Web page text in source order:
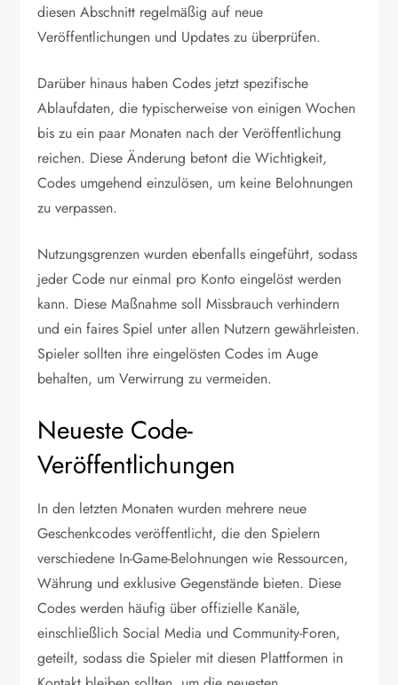
diesen Abschnitt regelmäßig auf neue
Veröffentlichungen und Updates zu überprüfen.
Darüber hinaus haben Codes jetzt spezifische
Ablaufdaten, die typischerweise von einigen Wochen
bis zu ein paar Monaten nach der Veröffentlichung
reichen. Diese Änderung betont die Wichtigkeit,
Codes umgehend einzulösen, um keine Belohnungen
zu verpassen.
Nutzungsgrenzen wurden ebenfalls eingeführt, sodass
jeder Code nur einmal pro Konto eingelöst werden
kann. Diese Maßnahme soll Missbrauch verhindern
und ein faires Spiel unter allen Nutzern gewährleisten.
Spieler sollten ihre eingelösten Codes im Auge
behalten, um Verwirrung zu vermeiden.
Neueste Code-
Veröffentlichungen
In den letzten Monaten wurden mehrere neue
Geschenkcodes veröffentlicht, die den Spielern
verschiedene In-Game-Belohnungen wie Ressourcen,
Währung und exklusive Gegenstände bieten. Diese
Codes werden häufig über offizielle Kanäle,
einschließlich Social Media und Community-Foren,
geteilt, sodass die Spieler mit diesen Plattformen in